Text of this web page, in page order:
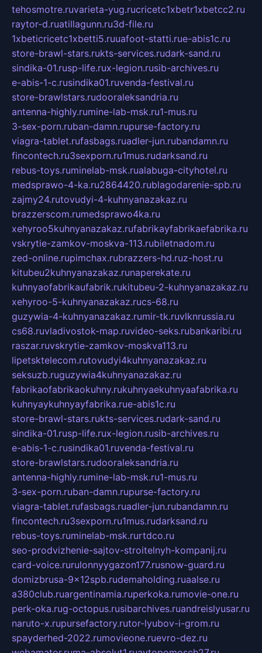
tehosmotre.ruvarieta-yug.rucricetc1xbetr1xbetcc2.ru
raytor-d.ruatillagunn.ru3d-file.ru
1xbeticricetc1xbetti5.ruuafoot-statti.rue-abis1c.ru
store-brawl-stars.rukts-services.rudark-sand.ru
sindika-01.rusp-life.rux-legion.rusib-archives.ru
e-abis-1-c.rusindika01.ruvenda-festival.ru
store-brawlstars.rudooraleksandria.ru
antenna-highly.rumine-lab-msk.ru1-mus.ru
3-sex-porn.ruban-damn.rupurse-factory.ru
viagra-tablet.rufasbags.ruadler-jun.rubandamn.ru
fincontech.ru3sexporn.ru1mus.rudarksand.ru
rebus-toys.ruminelab-msk.rualabuga-cityhotel.ru
medsprawo-4-ka.ru2864420.rublagodarenie-spb.ru
zajmy24.rutovudyi-4-kuhnyanazakaz.ru
brazzerscom.rumedsprawo4ka.ru
xehyroo5kuhnyanazakaz.rufabrikayfabrikaefabrika.ru
vskrytie-zamkov-moskva-113.rubiletnadom.ru
zed-online.rupimchax.rubrazzers-hd.ruz-host.ru
kitubeu2kuhnyanazakaz.runaperekate.ru
kuhnyaofabrikaufabrik.rukitubeu-2-kuhnyanazakaz.ru
xehyroo-5-kuhnyanazakaz.rucs-68.ru
guzywia-4-kuhnyanazakaz.rumir-tk.ruvlknrussia.ru
cs68.ruvladivostok-map.ruvideo-seks.rubankaribi.ru
raszar.ruvskrytie-zamkov-moskva113.ru
lipetsktelecom.rutovudyi4kuhnyanazakaz.ru
seksuzb.ruguzywia4kuhnyanazakaz.ru
fabrikaofabrikaokuhny.rukuhnyaekuhnyaafabrika.ru
kuhnyaykuhnyayfabrika.rue-abis1c.ru
store-brawl-stars.rukts-services.rudark-sand.ru
sindika-01.rusp-life.rux-legion.rusib-archives.ru
e-abis-1-c.rusindika01.ruvenda-festival.ru
store-brawlstars.rudooraleksandria.ru
antenna-highly.rumine-lab-msk.ru1-mus.ru
3-sex-porn.ruban-damn.rupurse-factory.ru
viagra-tablet.rufasbags.ruadler-jun.rubandamn.ru
fincontech.ru3sexporn.ru1mus.rudarksand.ru
rebus-toys.ruminelab-msk.rurtdco.ru
seo-prodvizhenie-sajtov-stroitelnyh-kompanij.ru
card-voice.rurulonnyygazon177.rusnow-guard.ru
domizbrusa-9x12spb.rudemaholding.ruaalse.ru
a380club.ruargentinamia.ruperkoka.rumovie-one.ru
perk-oka.rug-octopus.rusibarchives.ruandreislyusar.ru
naruto-x.rupursefactory.rutor-lyubov-i-grom.ru
spayderhed-2022.rumovieone.ruevro-dez.ru